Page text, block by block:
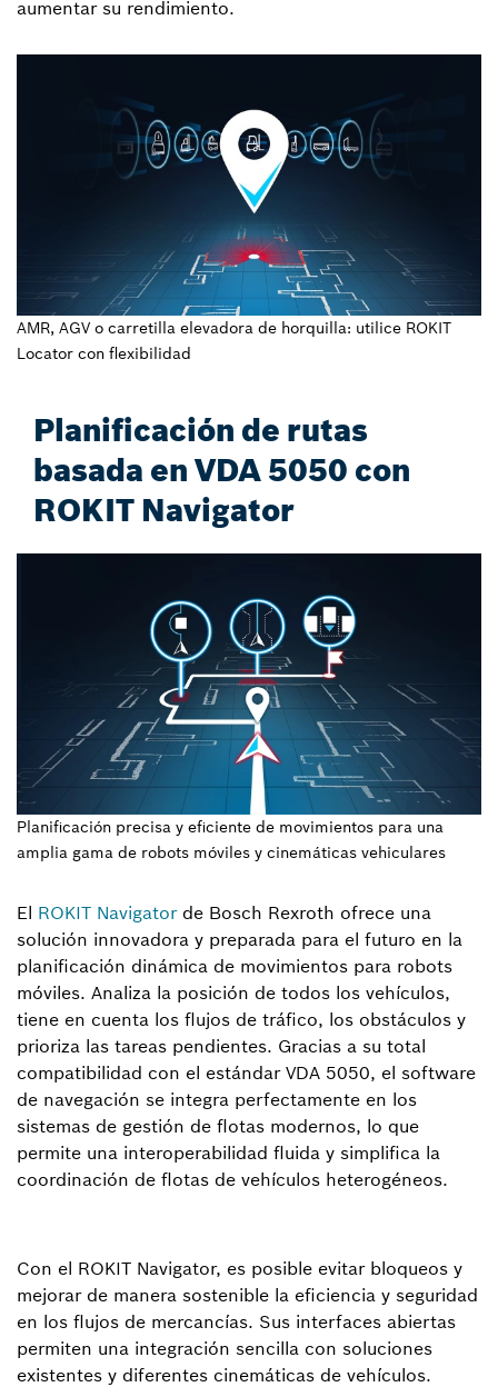
aumentar su rendimiento.
AMR, AGV o carretilla elevadora de horquilla: utilice ROKIT
Locator con flexibilidad
Planificación de rutas
basada en VDA 5050 con
ROKIT Navigator
Planificación precisa y eficiente de movimientos para una
amplia gama de robots móviles y cinemáticas vehiculares
El ROKIT Navigator de Bosch Rexroth ofrece una
solución innovadora y preparada para el futuro en la
planificación dinámica de movimientos para robots
móviles. Analiza la posición de todos los vehículos,
tiene en cuenta los flujos de tráfico, los obstáculos y
prioriza las tareas pendientes. Gracias a su total
compatibilidad con el estándar VDA 5050, el software
de navegación se integra perfectamente en los
sistemas de gestión de flotas modernos, lo que
permite una interoperabilidad fluida y simplifica la
coordinación de flotas de vehículos heterogéneos.
Con el ROKIT Navigator, es posible evitar bloqueos y
mejorar de manera sostenible la eficiencia y seguridad
en los flujos de mercancías. Sus interfaces abiertas
permiten una integración sencilla con soluciones
existentes y diferentes cinemáticas de vehículos.